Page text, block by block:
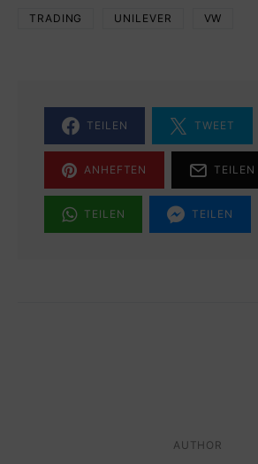
TRADING UNILEVER VW
TEILEN TWEET
ANHEFTEN TEILEN
TEILEN TEILEN
AUTHOR